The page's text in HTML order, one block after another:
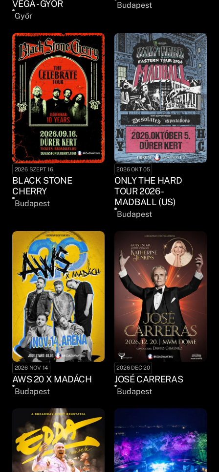
VEGA - GYŐR
Győr
Budapest
2026 SZEPT 16
BLACK STONE
CHERRY
Budapest
2026 OKT 05
ONLY THE HARD
TOUR 2026 -
MADBALL (US)
Budapest
2026 NOV 14
AWS 20 X MADÁCH
Budapest
2026 DEC 20
JOSÉ CARRERAS
Budapest